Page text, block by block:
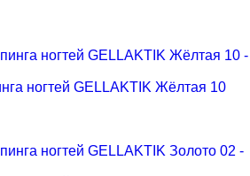
ногтей GELLAKTIK Жёлтая 10